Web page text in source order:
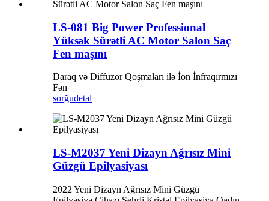
LS-081 Big Power Professional
Yüksək Sürətli AC Motor Salon Saç
Fen maşını
Daraq və Diffuzor Qoşmaları ilə İon İnfraqırmızı
Fən
sorğudetal
LS-M2037 Yeni Dizayn Ağrısız Mini
Güzgü Epilyasiyası
2022 Yeni Dizayn Ağrısız Mini Güzgü